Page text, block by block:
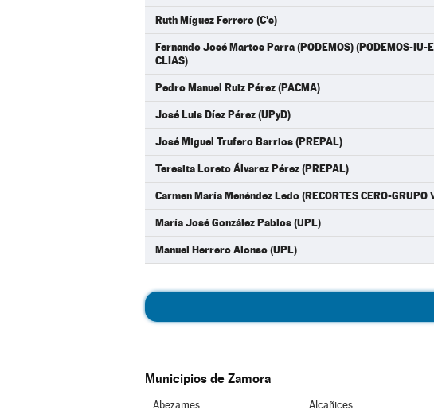
Ruth Míguez Ferrero (C's)
Fernando José Martos Parra (PODEMOS) (PODEMOS-IU-
CLIAS)
Pedro Manuel Ruiz Pérez (PACMA)
José Luis Díez Pérez (UPyD)
José Miguel Trufero Barrios (PREPAL)
Teresita Loreto Álvarez Pérez (PREPAL)
Carmen María Menéndez Ledo (RECORTES CERO-GRUPO
María José González Pablos (UPL)
Manuel Herrero Alonso (UPL)
Municipios de Zamora
Abezames Alcañices